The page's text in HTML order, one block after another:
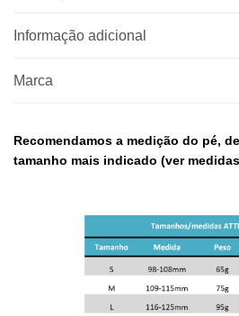
Informação adicional
Marca
Recomendamos a medição do pé,
tamanho mais indicado (ver